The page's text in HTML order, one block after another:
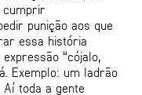
cumprir
punição aos que
essa história
“cójalo,
Exemplo: um ladrão
toda a gente